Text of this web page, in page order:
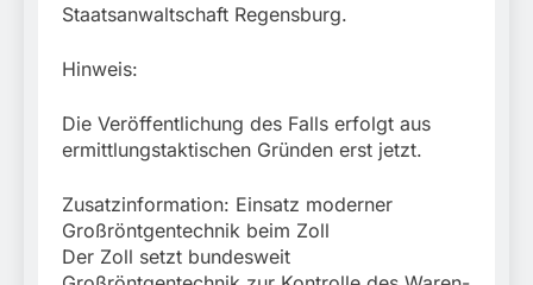
Staatsanwaltschaft Regensburg.
Hinweis:
Die Veröffentlichung des Falls erfolgt aus
ermittlungstaktischen Gründen erst jetzt.
Zusatzinformation: Einsatz moderner
Großröntgentechnik beim Zoll
Der Zoll setzt bundesweit